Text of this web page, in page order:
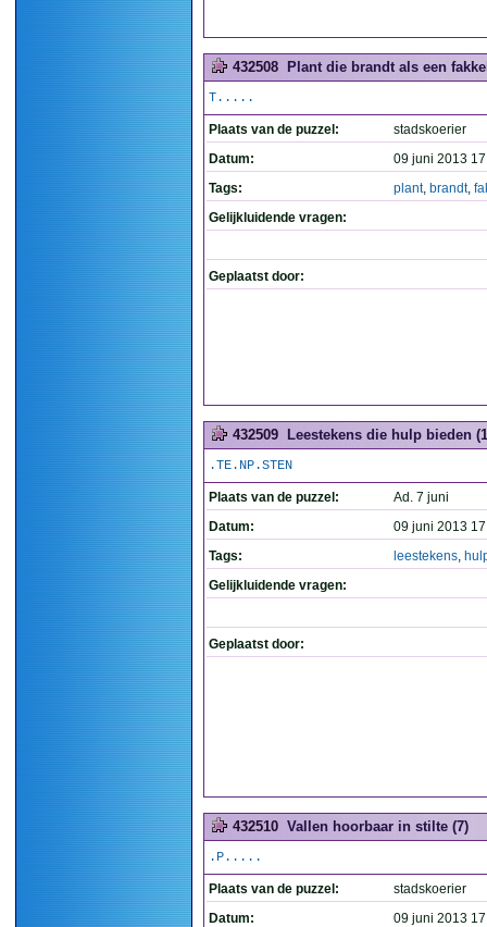
432508 Plant die brandt als een
T.....
Plaats van de puzzel:
stadskoerier
Datum:
09 juni 2013
Tags:
plant, brandt,
Gelijkluidende vragen:
Geplaatst door:
432509 Leestekens die hulp bieden
.TE.NP.STEN
Plaats van de puzzel:
Ad. 7 juni
Datum:
09 juni 2013
Tags:
leestekens,
Gelijkluidende vragen:
Geplaatst door:
432510 Vallen hoorbaar in stilte (7)
.P.....
Plaats van de puzzel:
stadskoerier
Datum:
09 juni 2013